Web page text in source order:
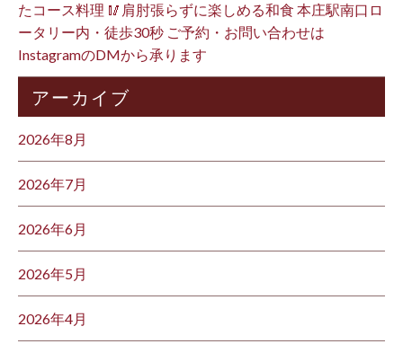
たコース料理 🥢肩肘張らずに楽しめる和食 本庄駅南口ロ
ータリー内・徒歩30秒 ご予約・お問い合わせは
InstagramのDMから承ります ⁡
アーカイブ
2026年8月
2026年7月
2026年6月
2026年5月
2026年4月